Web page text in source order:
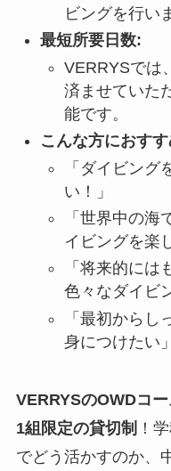
ビングを行い
最短所要日数:
VERRYSでは
済ませていた
能です。
こんな方におす
「ダイビング
い！」
「世界中の
イビングを楽
「将来的には
色々なダイビ
「最初からし
身につけたい
VERRYSのOWDコ
1組限定の貸切制 ！
でどう活かすのか、